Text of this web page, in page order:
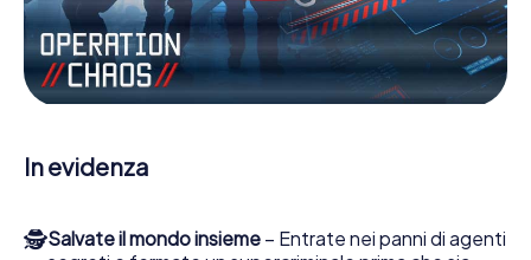
Lavori insieme con una squadra, origli le spie nemiche e
porti gli ufficiali di collegamento dalla sua parte. In questo
Escape Game a Horb am Neckar lei e la sua squadra
dovete essere pronti a fermare i cattivi. A differenza di
silenziosi: lei e la sua squadra sarete immortalati nel
punteggio più alto del Horb am Neckar e avrete accesso
giochi di avventura. Acquisti i suoi biglietti nel mondo dello
In evidenza
🕵Salvate il mondo insieme – Entrate nei panni di agenti